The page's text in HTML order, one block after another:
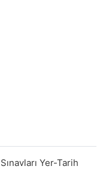
Yer-Tarih